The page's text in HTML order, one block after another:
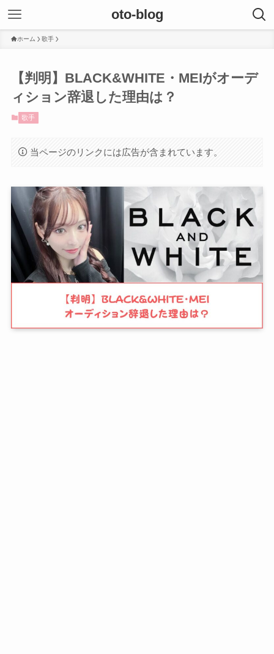
oto-blog
ホーム 歌手
【判明】BLACK&WHITE・MEIがオーデ
ィション辞退した理由は？
歌手
当ページのリンクには広告が含まれています。